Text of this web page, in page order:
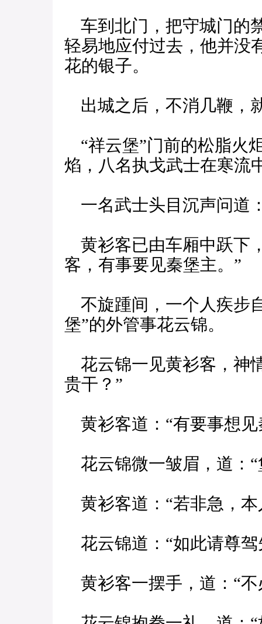
车到北门，把守城门的
轻易地应付过去，他并没
花的银子。
出城之后，不消几鞭，
“祥云堡”门前的松脂火
焰，八名执戈武士在寒流
一名武士头目沉声问道
黄衫客已由车厢中跃下
客，有事要见秦堡主。”
不旋踵间，一个人疾步
堡”的外管事花云锦。
花云锦一见黄衫客，神
贵干？”
黄衫客道：“有要事想见
花云锦微一皱眉，道：“
黄衫客道：“若非急，本
花云锦道：“如此请尊驾
黄衫客一摆手，道：“不